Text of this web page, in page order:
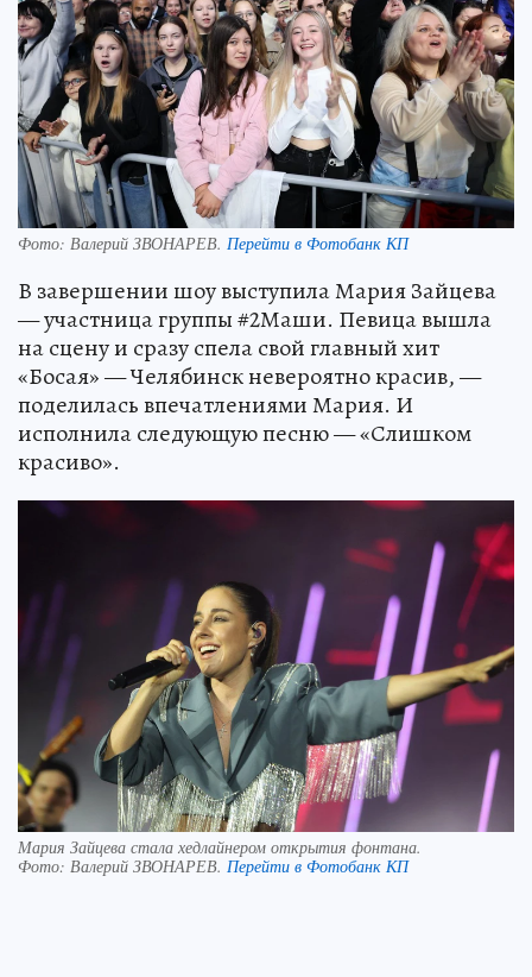
Фото: Валерий ЗВОНАРЕВ. Перейти в Фотобанк КП
В завершении шоу выступила Мария Зайцева
— участница группы #2Маши. Певица вышла
на сцену и сразу спела свой главный хит
«Босая» — Челябинск невероятно красив, —
поделилась впечатлениями Мария. И
исполнила следующую песню — «Слишком
красиво».
Мария Зайцева стала хедлайнером открытия фонтана.
Фото: Валерий ЗВОНАРЕВ. Перейти в Фотобанк КП